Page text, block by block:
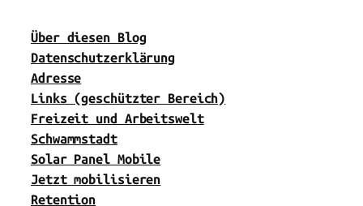
Über diesen Blog
Datenschutzerklärung
Adresse
Links (geschützter Bereich)
Freizeit und Arbeitswelt
Schwammstadt
Solar Panel Mobile
Jetzt mobilisieren
Retention